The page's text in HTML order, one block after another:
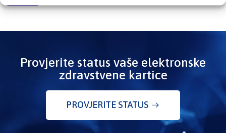
Provjerite status vaše elektronske
zdravstvene kartice
PROVJERITE STATUS